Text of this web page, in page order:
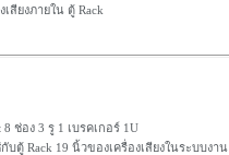
สียงภายใน ตู้ Rack
ช่อง 3 รู 1 เบรคเกอร์ 1U
บตู้ Rack 19 นิ้วของเครื่องเสียงในระบบงาน